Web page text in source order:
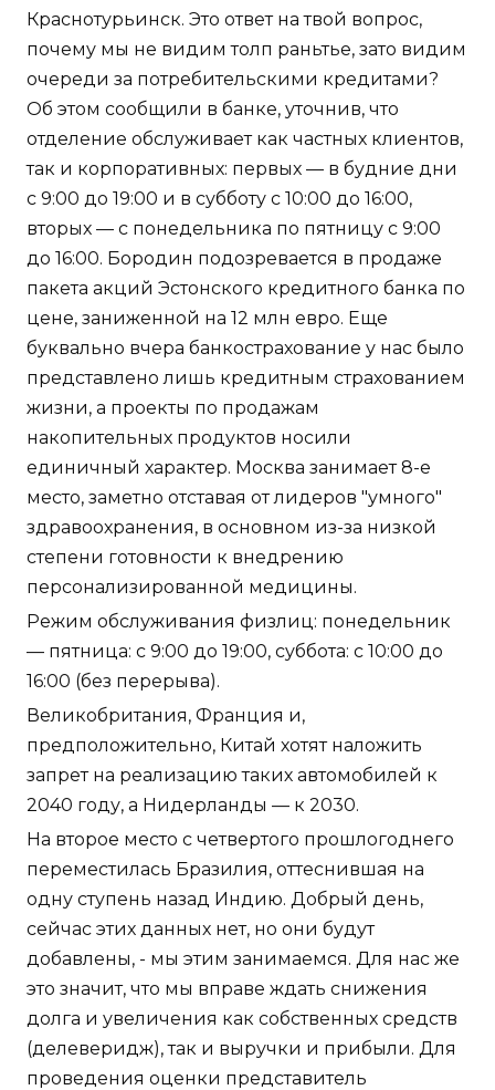
Краснотурьинск. Это ответ на твой вопрос,
почему мы не видим толп раньтье, зато видим
очереди за потребительскими кредитами?
Об этом сообщили в банке, уточнив, что
отделение обслуживает как частных клиентов,
так и корпоративных: первых — в будние дни
с 9:00 до 19:00 и в субботу с 10:00 до 16:00,
вторых — с понедельника по пятницу с 9:00
до 16:00. Бородин подозревается в продаже
пакета акций Эстонского кредитного банка по
цене, заниженной на 12 млн евро. Еще
буквально вчера банкострахование у нас было
представлено лишь кредитным страхованием
жизни, а проекты по продажам
накопительных продуктов носили
единичный характер. Москва занимает 8-е
место, заметно отставая от лидеров "умного"
здравоохранения, в основном из-за низкой
степени готовности к внедрению
персонализированной медицины.
Режим обслуживания физлиц: понедельник
— пятница: с 9:00 до 19:00, суббота: с 10:00 до
16:00 (без перерыва).
Великобритания, Франция и,
предположительно, Китай хотят наложить
запрет на реализацию таких автомобилей к
2040 году, а Нидерланды — к 2030.
На второе место с четвертого прошлогоднего
переместилась Бразилия, оттеснившая на
одну ступень назад Индию. Добрый день,
сейчас этих данных нет, но они будут
добавлены, - мы этим занимаемся. Для нас же
это значит, что мы вправе ждать снижения
долга и увеличения как собственных средств
(делеверидж), так и выручки и прибыли. Для
проведения оценки представитель